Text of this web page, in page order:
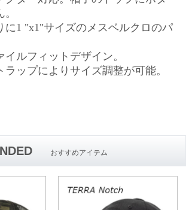
に1 "x1"サイズのメスベルクロのパ
イルフィットデザイン。
ラップによりサイズ調整が可能。
おすすめアイテム